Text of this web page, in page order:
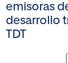
emisoras
desarrollo
TDT